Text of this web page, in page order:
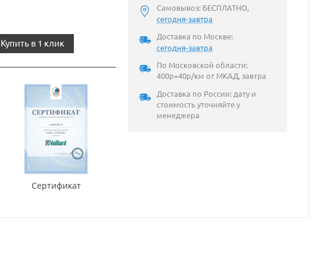
Купить в 1 клик
Сертификат
Самовывоз: БЕСПЛАТНО,
сегодня-завтра
Доставка по Москве:
сегодня-завтра
По Московской области:
400р+40р/км от МКАД, завтра
Доставка по России: дату и
стоимость уточняйте у
менеджера